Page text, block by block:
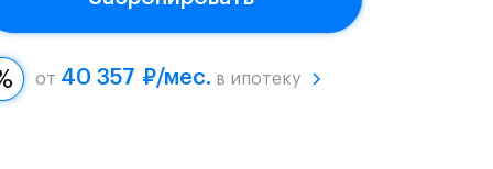
от 40 357 ₽/мес. в ипотеку